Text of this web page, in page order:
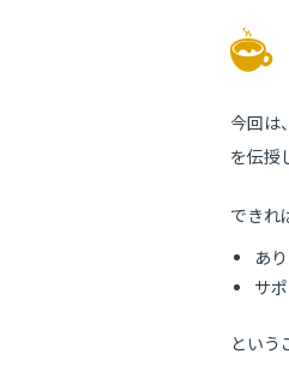
今回は
を伝授
できれ
あ
サ
という